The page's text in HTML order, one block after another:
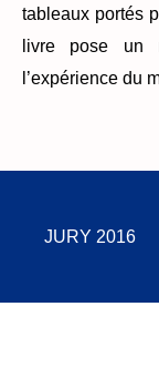
tableaux portés
livre pose un
l’expérience du
JURY 2016